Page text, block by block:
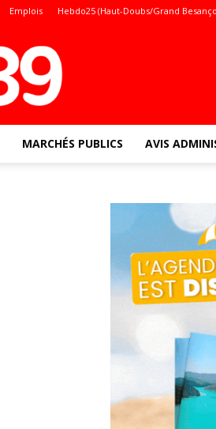
Emplois Hebdo25 (Haut-Doubs/Grand
MARCHÉS PUBLICS AVIS